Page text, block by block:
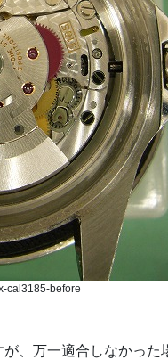
cal3185-before
、万一適合しなかった